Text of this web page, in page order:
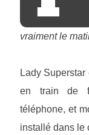
vraiment le
Lady
en train de
téléphone, et
installé dans le